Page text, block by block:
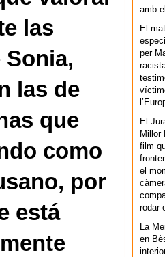
las
Sonia,
las de
que
como
por
está
amb
El
per
El
Millor
film
el
rodar
La
en